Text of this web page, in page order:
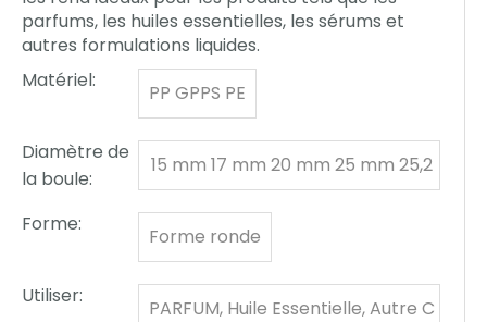
parfums, les huiles essentielles, les sérums et
autres formulations liquides.
Matériel:
PP GPPS PE
Diamètre de
la boule:
15 mm 17 mm 20 mm 25 mm 25,2
Forme:
Forme ronde
Utiliser:
PARFUM, Huile Essentielle, Autre C